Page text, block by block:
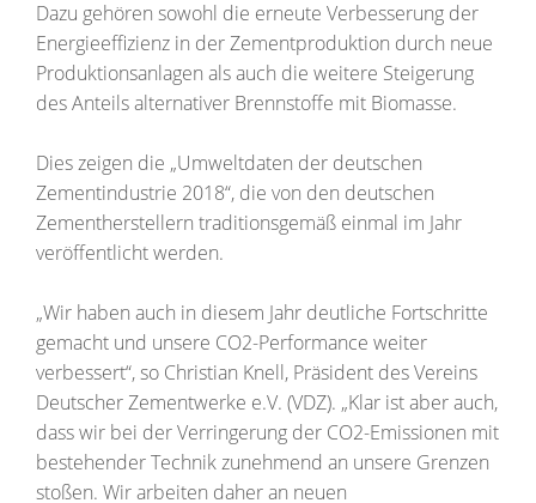
Dazu gehören sowohl die erneute Verbesserung der
Energieeffizienz in der Zementproduktion durch neue
Produktionsanlagen als auch die weitere Steigerung
des Anteils alternativer Brennstoffe mit Biomasse.
Dies zeigen die „Umweltdaten der deutschen
Zementindustrie 2018“, die von den deutschen
Zementherstellern traditionsgemäß einmal im Jahr
veröffentlicht werden.
„Wir haben auch in diesem Jahr deutliche Fortschritte
gemacht und unsere CO2-Performance weiter
verbessert“, so Christian Knell, Präsident des Vereins
Deutscher Zementwerke e.V. (VDZ). „Klar ist aber auch,
dass wir bei der Verringerung der CO2-Emissionen mit
bestehender Technik zunehmend an unsere Grenzen
stoßen. Wir arbeiten daher an neuen